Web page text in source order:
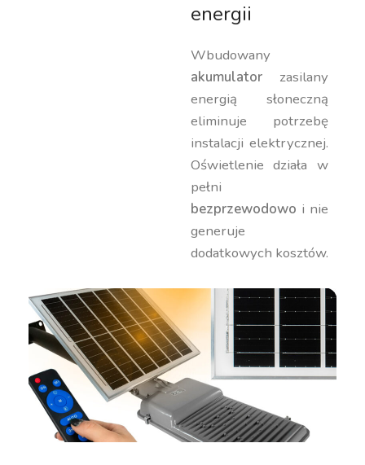
energii
Wbudowany
akumulator zasilany
energią słoneczną
eliminuje potrzebę
instalacji elektrycznej.
Oświetlenie działa w
pełni
bezprzewodowo i nie
generuje
dodatkowych kosztów.